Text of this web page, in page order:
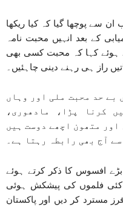
سے پوچھا گیا کہ کیا ریکھا
کے بعد انہیں محبت نامہ
ہوئے کہا کہ محبت کسی بھی
راز ہی رہنے دینی چاہئیں۔
بے حد محبت ملی اور وہاں
کرنا پڑا، مادھوری،
متھون اچھے دوست ہیں
سے آج بھی رابطہ رہتا ہے۔
افسوس کا ذکر کرتے ہوئے
کئی فلموں کی پیشکش ہوئی
کی آفرز مسترد کر دیں اور پاکستان